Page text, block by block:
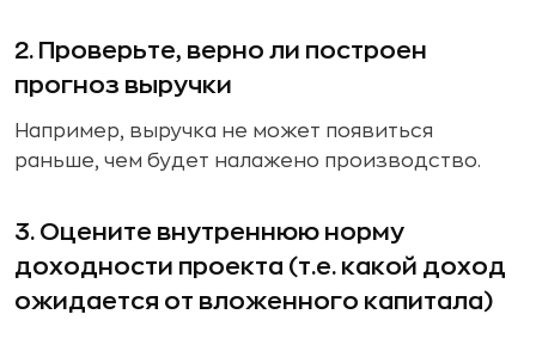
2. Проверьте, верно ли построен
прогноз выручки
Например, выручка не может появиться
раньше, чем будет налажено производство.
3. Оцените внутреннюю норму
доходности проекта (т.е. какой доход
ожидается от вложенного капитала)